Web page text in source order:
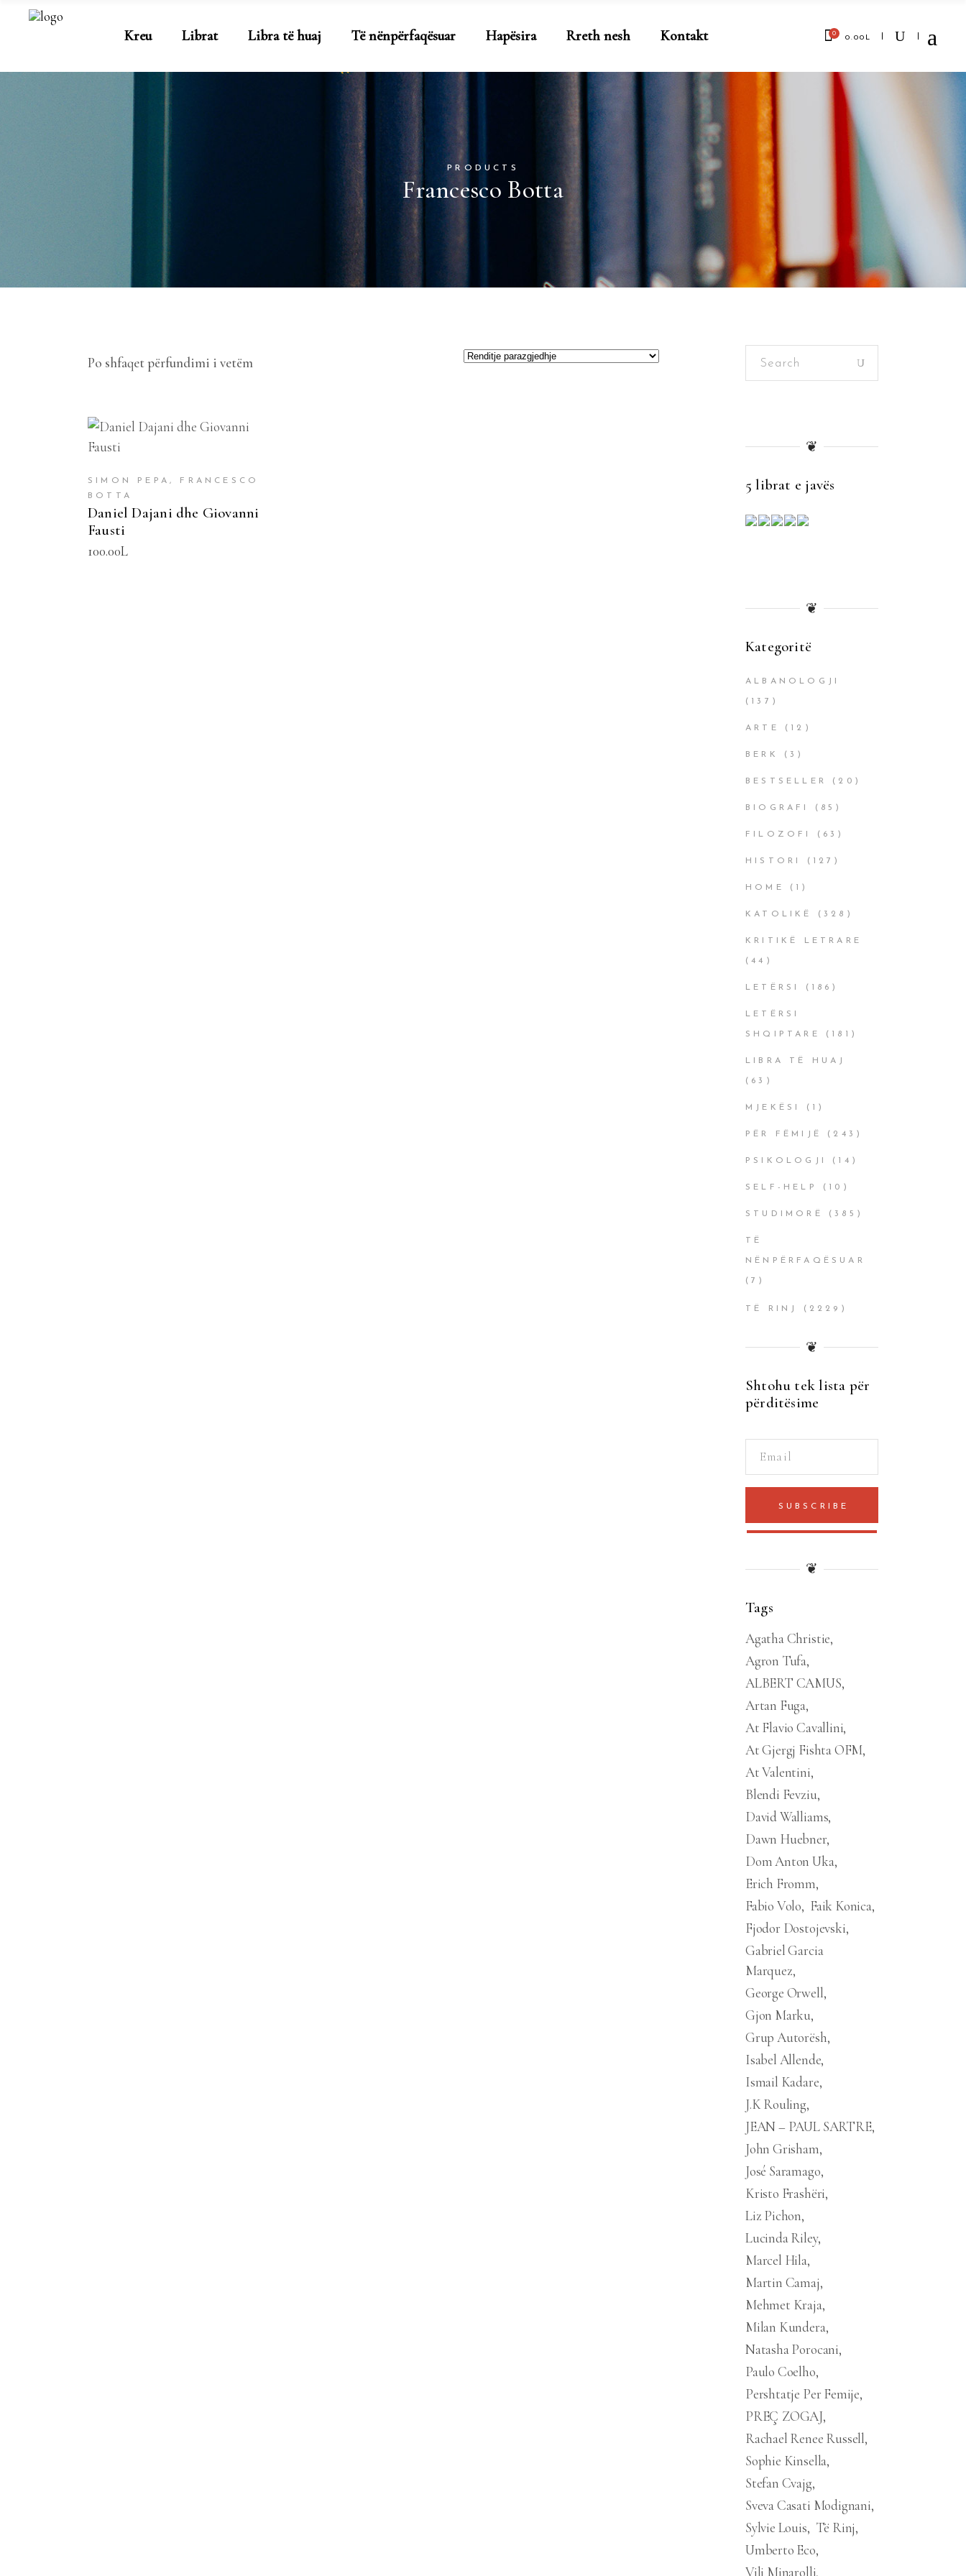
Kreu Librat Libra të huaj Të nënpërfaqësuar Hapësira Rreth nesh Kontakt 0 0.00 L
No products in the cart.
PRODUCTS
Francesco Botta
Po shfaqet përfundimi i vetëm
SHTOJE NË SHPORTË
SIMON PEPA, FRANCESCO
BOTTA
Daniel Dajani dhe Giovanni
Fausti
100.00L
Search
❦
5 librat e javës
❦
Kategoritë
ALBANOLOGJI
(137)
ARTE (12)
BERK (3)
BESTSELLER (20)
BIOGRAFI (85)
FILOZOFI (63)
HISTORI (127)
HOME (1)
KATOLIKË (328)
KRITIKË LETRARE
(44)
LETËRSI (186)
LETËRSI
SHQIPTARE (181)
LIBRA TË HUAJ
(63)
MJEKËSI (1)
PËR FËMIJË (243)
PSIKOLOGJI (14)
SELF-HELP (10)
STUDIMORË (385)
TË
NËNPËRFAQËSUAR
(7)
TË RINJ (2229)
❦
Shtohu tek lista për
përditësime
SUBSCRIBE
❦
Tags
Agatha Christie
Agron Tufa
ALBERT CAMUS
Artan Fuga
At Flavio Cavallini
At Gjergj Fishta OFM
At Valentini
Blendi Fevziu
David Walliams
Dawn Huebner
Dom Anton Uka
Erich Fromm
Fabio Volo
Faik Konica
Fjodor Dostojevski
Gabriel Garcia
Marquez
George Orwell
Gjon Marku
Grup Autorësh
Isabel Allende
Ismail Kadare
J.K Rouling
JEAN – PAUL SARTRE
John Grisham
José Saramago
Kristo Frashëri
Liz Pichon
Lucinda Riley
Marcel Hila
Martin Camaj
Mehmet Kraja
Milan Kundera
Natasha Porocani
Paulo Coelho
Pershtatje Per Femije
PREÇ ZOGAJ
Rachael Renee Russell
Sophie Kinsella
Stefan Cvajg
Sveva Casati Modignani
Sylvie Louis
Të Rinj
Umberto Eco
Vili Minarolli